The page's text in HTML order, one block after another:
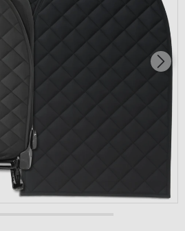
z naszej aktualnej oferty lub
dodane produkty do listy
sesji.